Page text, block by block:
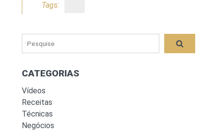
Tags:
CATEGORIAS
Vídeos
Receitas
Técnicas
Negócios